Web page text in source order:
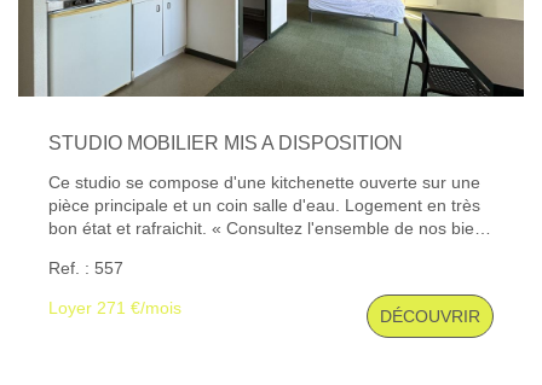
STUDIO MOBILIER MIS A DISPOSITION
Ce studio se compose d'une kitchenette ouverte sur une
pièce principale et un coin salle d'eau. Logement en très
bon état et rafraichit. « Consultez l'ensemble de nos biens
immobilier.fr. » ''Gibert Immobilier, votre agence
immobilière au Puy-en-Velay depuis plus de 50 ans, vous
accompagne dans tous vos projets de location, gestion
locative, transaction, vente, assurance, estimation de
Ref. : 557
Loyer 271 €/mois DÉCOUVRIR